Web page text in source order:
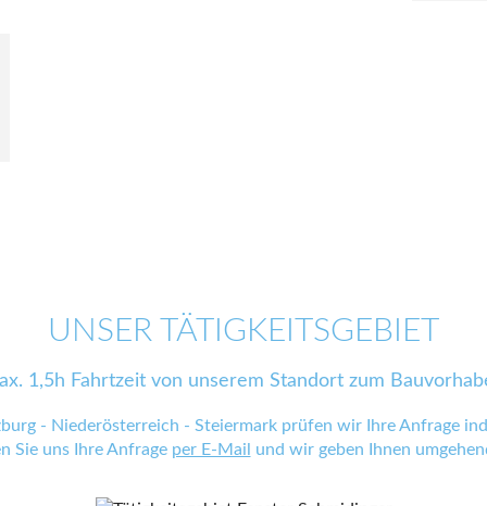
UNSER TÄTIGKEITSGEBIET
1,5h Fahrtzeit von unserem Standort zum
- Niederösterreich - Steiermark prüfen wir Ihre Anfrage
Sie uns Ihre Anfrage per E-Mail und wir geben Ihnen